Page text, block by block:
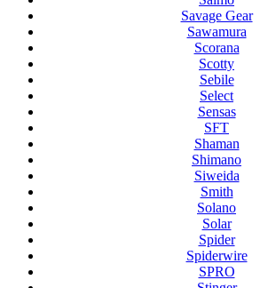
Savage Gear
Sawamura
Scorana
Scotty
Sebile
Select
Sensas
SFT
Shaman
Shimano
Siweida
Smith
Solano
Solar
Spider
Spiderwire
SPRO